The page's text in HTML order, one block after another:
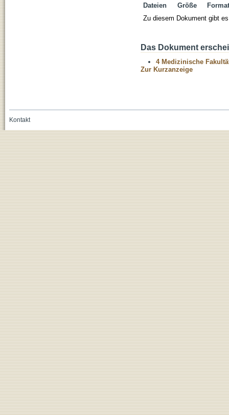
Dateien Größe
Format
Zu diesem Dokument gibt
Das Dokument
4 Medizinische
Zur Kurzanzeige
Kontakt